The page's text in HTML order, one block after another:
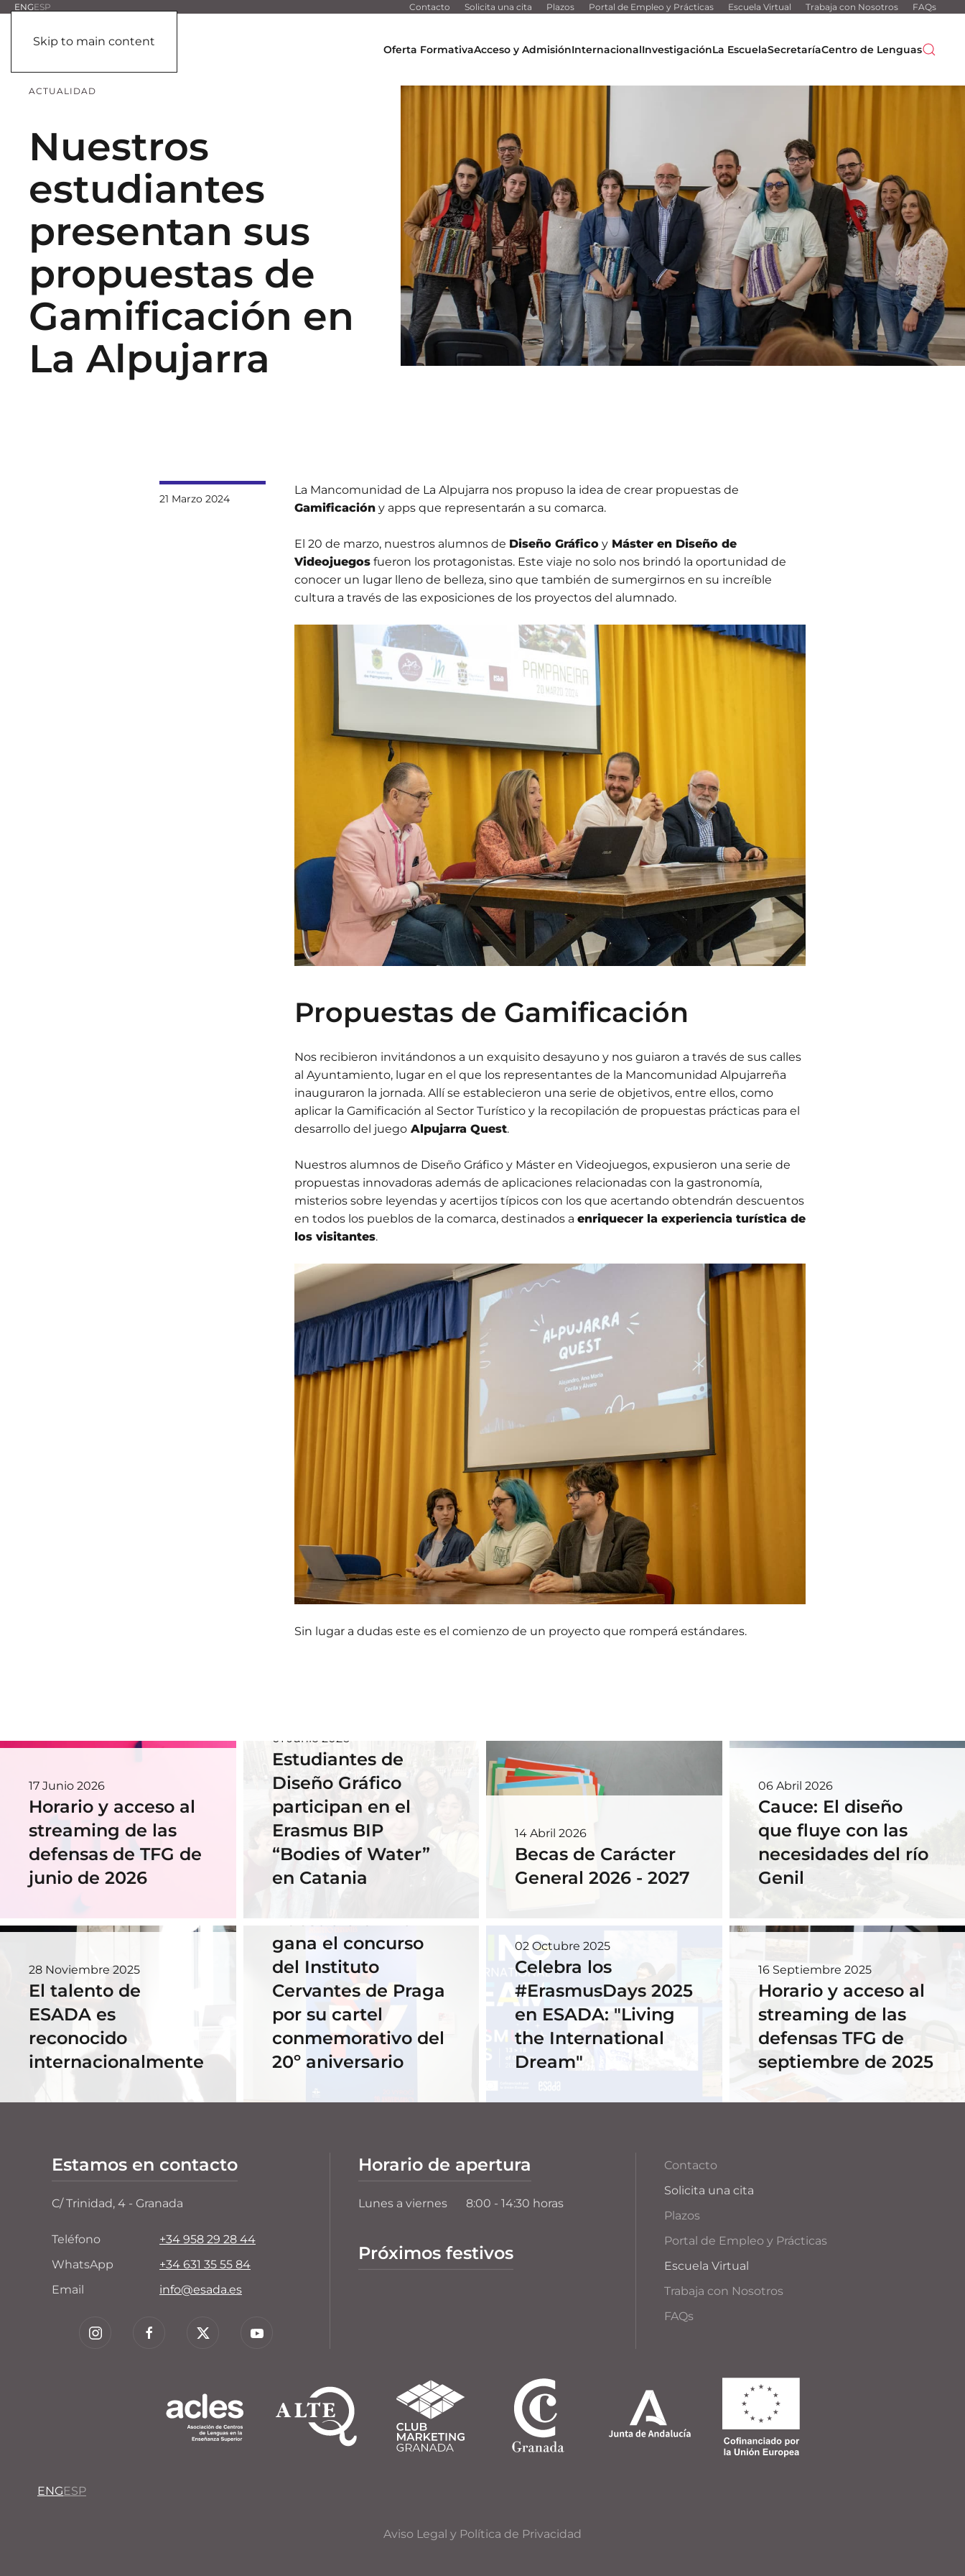
Skip to main content
ENGESP Contacto Solicita una cita Plazos Portal de Empleo y Prácticas Escuela Virtual Trabaja con Nosotros FAQs
Oferta FormativaAcceso y AdmisiónInternacionalInvestigaciónLa EscuelaSecretaríaCentro de Lenguas
ACTUALIDAD
Nuestros
estudiantes
presentan sus
propuestas de
Gamificación en
La Alpujarra
21 Marzo 2024
La Mancomunidad de La Alpujarra nos propuso la idea de crear propuestas de
Gamificación y apps que representarán a su comarca.
El 20 de marzo, nuestros alumnos de Diseño Gráfico y Máster en Diseño de
Videojuegos fueron los protagonistas. Este viaje no solo nos brindó la oportunidad de
conocer un lugar lleno de belleza, sino que también de sumergirnos en su increíble
cultura a través de las exposiciones de los proyectos del alumnado.
Propuestas de Gamificación
Nos recibieron invitándonos a un exquisito desayuno y nos guiaron a través de sus calles
al Ayuntamiento, lugar en el que los representantes de la Mancomunidad Alpujarreña
inauguraron la jornada. Allí se establecieron una serie de objetivos, entre ellos, como
aplicar la Gamificación al Sector Turístico y la recopilación de propuestas prácticas para el
desarrollo del juego Alpujarra Quest.
Nuestros alumnos de Diseño Gráfico y Máster en Videojuegos, expusieron una serie de
propuestas innovadoras además de aplicaciones relacionadas con la gastronomía,
misterios sobre leyendas y acertijos típicos con los que acertando obtendrán descuentos
en todos los pueblos de la comarca, destinados a enriquecer la experiencia turística de
los visitantes.
Sin lugar a dudas este es el comienzo de un proyecto que romperá estándares.
17 Junio 2026
Horario y acceso al
streaming de las
defensas de TFG de
junio de 2026
01 Junio 2026
Estudiantes de
Diseño Gráfico
participan en el
Erasmus BIP
“Bodies of Water”
en Catania
14 Abril 2026
Becas de Carácter
General 2026 - 2027
06 Abril 2026
Cauce: El diseño
que fluye con las
necesidades del río
Genil
28 Noviembre 2025
El talento de
ESADA es
reconocido
internacionalmente
Nuestra alumna
gana el concurso
del Instituto
Cervantes de Praga
por su cartel
conmemorativo del
20º aniversario
02 Octubre 2025
Celebra los
#ErasmusDays 2025
en ESADA: "Living
the International
Dream"
16 Septiembre 2025
Horario y acceso al
streaming de las
defensas TFG de
septiembre de 2025
Estamos en contacto
C/ Trinidad, 4 - Granada
Teléfono
+34 958 29 28 44
WhatsApp
+34 631 35 55 84
Email
info@esada.es
Horario de apertura
Lunes a viernes 8:00 - 14:30 horas
Próximos festivos
Contacto
Solicita una cita
Plazos
Portal de Empleo y Prácticas
Escuela Virtual
Trabaja con Nosotros
FAQs
ENGESP
Aviso Legal y Política de Privacidad